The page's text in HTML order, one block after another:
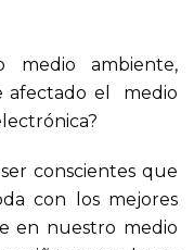
medio ambiente,
afectado el medio
conscientes que
con los mejores
en nuestro medio